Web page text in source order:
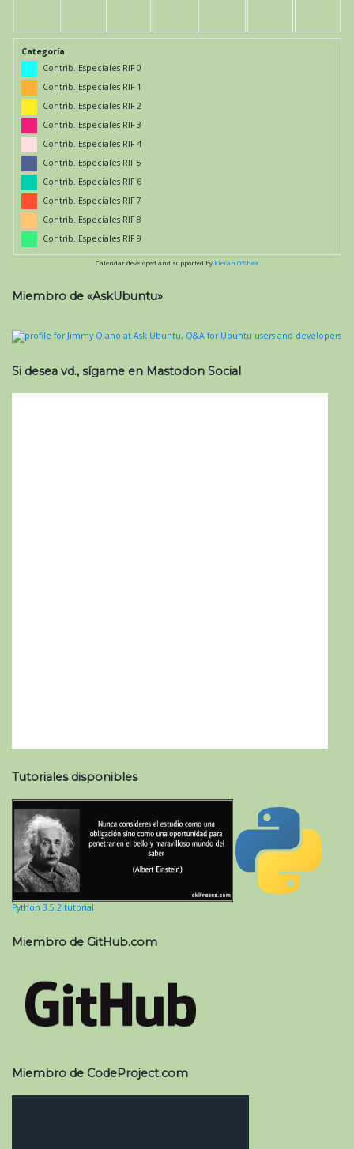
Categoría
Contrib. Especiales RIF 0
Contrib. Especiales RIF 1
Contrib. Especiales RIF 2
Contrib. Especiales RIF 3
Contrib. Especiales RIF 4
Contrib. Especiales RIF 5
Contrib. Especiales RIF 6
Contrib. Especiales RIF 7
Contrib. Especiales RIF 8
Contrib. Especiales RIF 9
Calendar developed and supported by Kieran O'Shea
Miembro de «AskUbuntu»
Si desea vd., sígame en Mastodon Social
Tutoriales disponibles
Python 3.5.2 tutorial
Miembro de GitHub.com
Miembro de CodeProject.com